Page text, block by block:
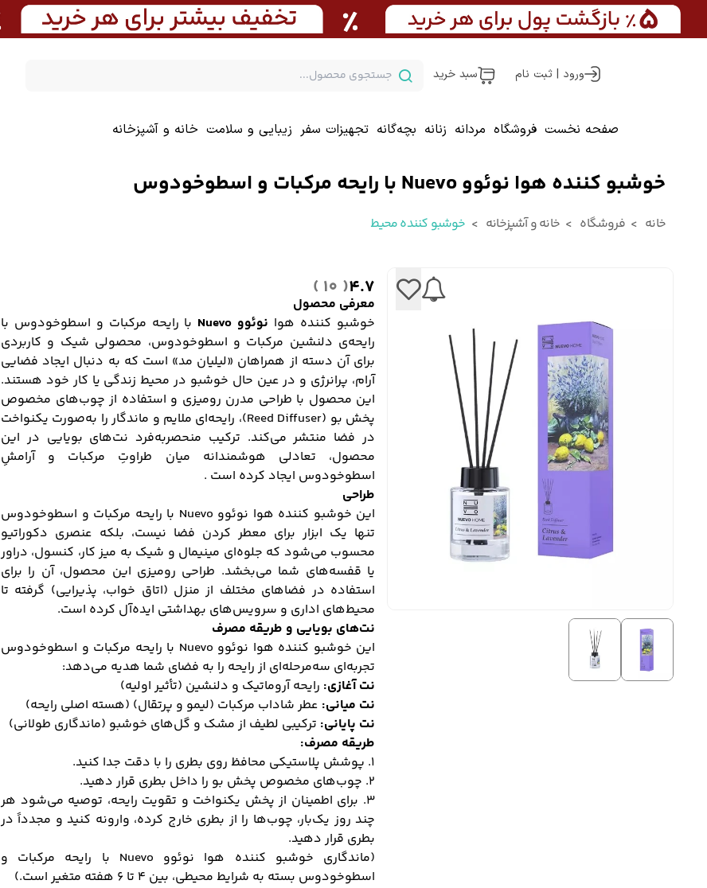
سبد خرید ورود | ثبت نام
صفحه نخست فروشگاه مردانه زنانه بچه‌گانه تجهیزات سفر زیبایی و سلامت خانه و آشپزخانه
خوشبو کننده هوا نوئوو Nuevo با رایحه مرکبات و اسطوخودوس
خانه فروشگاه خانه و آشپزخانه خوشبو کننده محیط
4.7
( 10 )
معرفی محصول
خوشبو کننده هوا نوئوو Nuevo
با رایحه مرکبات و اسطوخودوس با
رایحه‌ی دلنشین مرکبات و اسطوخودوس، محصولی شیک و کاربردی
برای آن دسته از همراهان «لیلیان مد» است که به دنبال ایجاد فضایی
آرام، پرانرژی و در عین حال خوشبو در محیط زندگی یا کار خود هستند.
این محصول با طراحی مدرن رومیزی و استفاده از چوب‌های مخصوص
پخش بو (Reed Diffuser)، رایحه‌ای ملایم و ماندگار را به‌صورت یکنواخت
در فضا منتشر می‌کند. ترکیب منحصربه‌فرد نت‌های بویایی در این
محصول، تعادلی هوشمندانه میان طراوتِ مرکبات و آرامشِ
اسطوخودوس ایجاد کرده است .
طراحی
این خوشبو کننده هوا نوئوو Nuevo با رایحه مرکبات و اسطوخودوس
تنها یک ابزار برای معطر کردن فضا نیست، بلکه عنصری دکوراتیو
محسوب می‌شود که جلوه‌ای مینیمال و شیک به میز کار، کنسول، دراور
یا قفسه‌های شما می‌بخشد. طراحی رومیزی این محصول، آن را برای
استفاده در فضاهای مختلف از منزل (اتاق خواب، پذیرایی) گرفته تا
محیط‌های اداری و سرویس‌های بهداشتی ایده‌آل کرده است.
نت‌های بویایی و طریقه مصرف
این خوشبو کننده هوا نوئوو Nuevo با رایحه مرکبات و اسطوخودوس
تجربه‌ای سه‌مرحله‌ای از رایحه را به فضای شما هدیه می‌دهد:
نت آغازی: رایحه آروماتیک و دلنشین (تأثیر اولیه)
نت میانی: عطر شاداب مرکبات (لیمو و پرتقال) (هسته اصلی رایحه)
نت پایانی: ترکیبی لطیف از مشک و گل‌های خوشبو (ماندگاری طولانی)
طریقه مصرف:
۱. پوشش پلاستیکی محافظ روی بطری را با دقت جدا کنید.
۲. چوب‌های مخصوص پخش بو را داخل بطری قرار دهید.
۳. برای اطمینان از پخش یکنواخت و تقویت رایحه، توصیه می‌شود هر
چند روز یک‌بار، چوب‌ها را از بطری خارج کرده، وارونه کنید و مجدداً در
بطری قرار دهید.
(ماندگاری خوشبو کننده هوا نوئوو Nuevo با رایحه مرکبات و
اسطوخودوس بسته به شرایط محیطی، بین ۴ تا ۶ هفته متغیر است.)